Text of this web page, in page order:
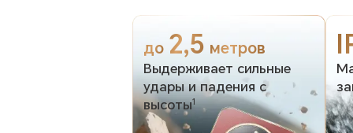
до 2,5 метров
Выдерживает сильные
удары и падения с
высоты1